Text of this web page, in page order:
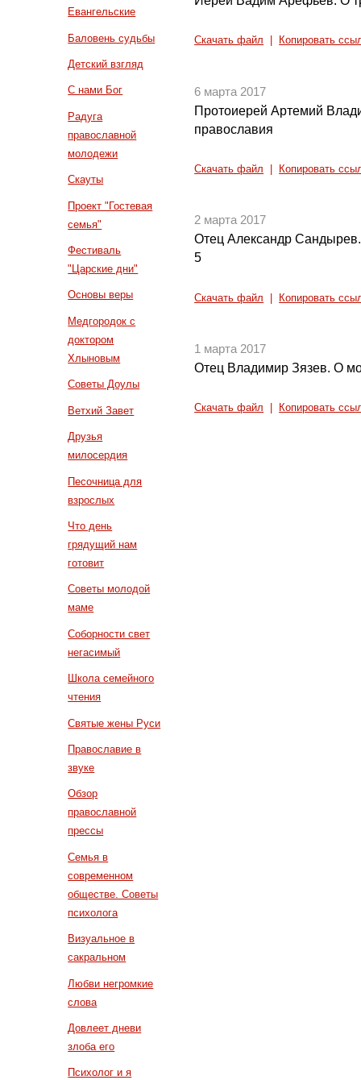
Евангельские
Баловень судьбы
Детский взгляд
С нами Бог
Радуга
православной
молодежи
Скауты
Проект "Гостевая
семья"
Фестиваль
"Царские дни"
Основы веры
Медгородок с
доктором
Хлыновым
Советы Доулы
Ветхий Завет
Друзья
милосердия
Песочница для
взрослых
Что день
грядущий нам
готовит
Советы молодой
маме
Соборности свет
негасимый
Школа семейного
чтения
Святые жены Руси
Православие в
звуке
Обзор
православной
прессы
Семья в
современном
обществе. Советы
психолога
Визуальное в
сакральном
Любви негромкие
слова
Довлеет дневи
злоба его
Психолог и я
Скачать файл Копировать
6 марта 2017
Протоиерей Артемий
православия
Скачать файл Копировать
2 марта 2017
Отец Александр
5
Скачать файл Копировать
1 марта 2017
Отец Владимир Зязев. О
Скачать файл Копировать